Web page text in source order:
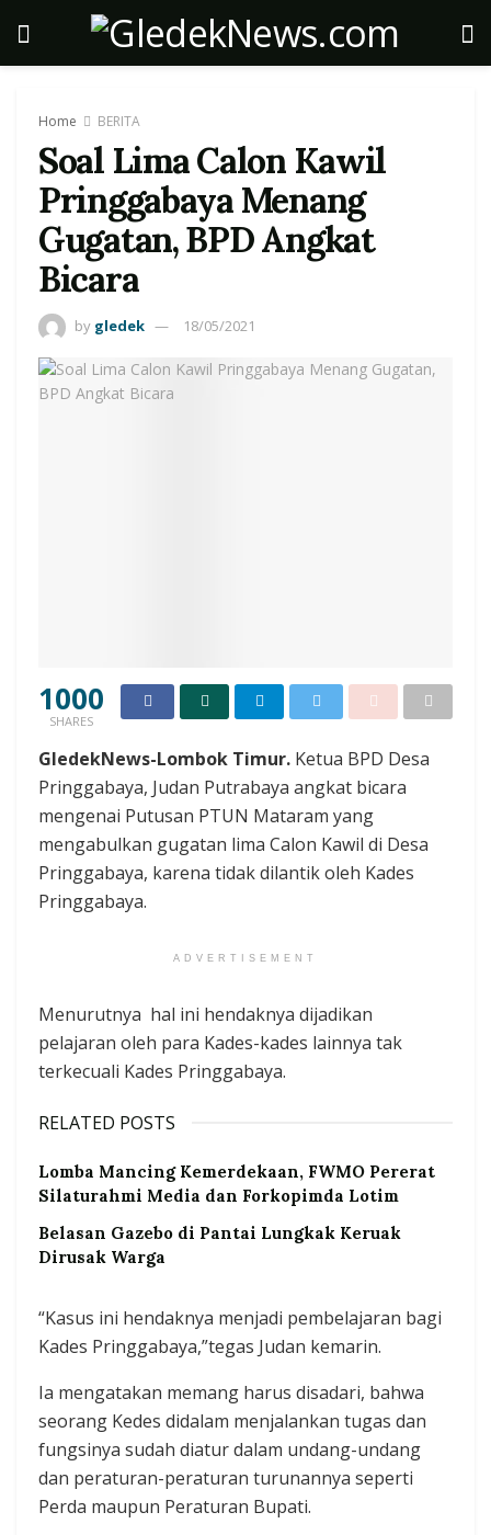
Home BERITA
Soal Lima Calon Kawil
Pringgabaya Menang
Gugatan, BPD Angkat
Bicara
by gledek 18/05/2021
1000
SHARES
GledekNews-Lombok Timur. Ketua BPD Desa
Pringgabaya, Judan Putrabaya angkat bicara
mengenai Putusan PTUN Mataram yang
mengabulkan gugatan lima Calon Kawil di Desa
Pringgabaya, karena tidak dilantik oleh Kades
Pringgabaya.
ADVERTISEMENT
Menurutnya hal ini hendaknya dijadikan
pelajaran oleh para Kades-kades lainnya tak
terkecuali Kades Pringgabaya.
RELATED POSTS
Lomba Mancing Kemerdekaan, FWMO Pererat
Silaturahmi Media dan Forkopimda Lotim
Belasan Gazebo di Pantai Lungkak Keruak
Dirusak Warga
“Kasus ini hendaknya menjadi pembelajaran bagi
Kades Pringgabaya,”tegas Judan kemarin.
Ia mengatakan memang harus disadari, bahwa
seorang Kedes didalam menjalankan tugas dan
fungsinya sudah diatur dalam undang-undang
dan peraturan-peraturan turunannya seperti
Perda maupun Peraturan Bupati.